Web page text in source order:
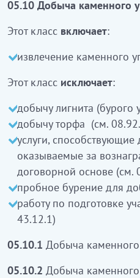
қараңыз)
шымтезекті өндіру
сыйақыға немесе
тас көмірді өндіруге
(09.90.0 қараңыз)
көмірді өндіру үшін
қараңыз)
көмірді өндіруге
жұмысы кірмейді
05.10.1Тас көмірді ашық
05.10 Добыча каменного
Этот класс включает:
извлечение каменного
Этот класс исключает:
добычу лигнита (бурого
добычу торфа (см.
услуги,
оказываемые за
договорной основе (см.
пробное бурение для
работу по подготовке
43.12.1)
05.10.1 Добыча
05.10.2 Добыча